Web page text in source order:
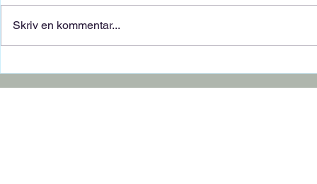
själv. En blogg om karma
föräldrar",
Skriv en kommentar...